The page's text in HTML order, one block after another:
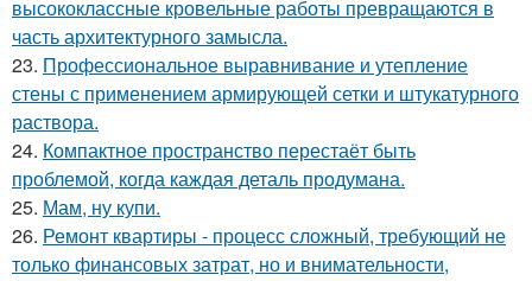
высококлассные кровельные работы превращаются в
часть архитектурного замысла.
23. Профессиональное выравнивание и утепление
стены с применением армирующей сетки и штукатурного
раствора.
24. Компактное пространство перестаёт быть
проблемой, когда каждая деталь продумана.
25. Мам, ну купи.
26. Ремонт квартиры - процесс сложный, требующий не
только финансовых затрат, но и внимательности,